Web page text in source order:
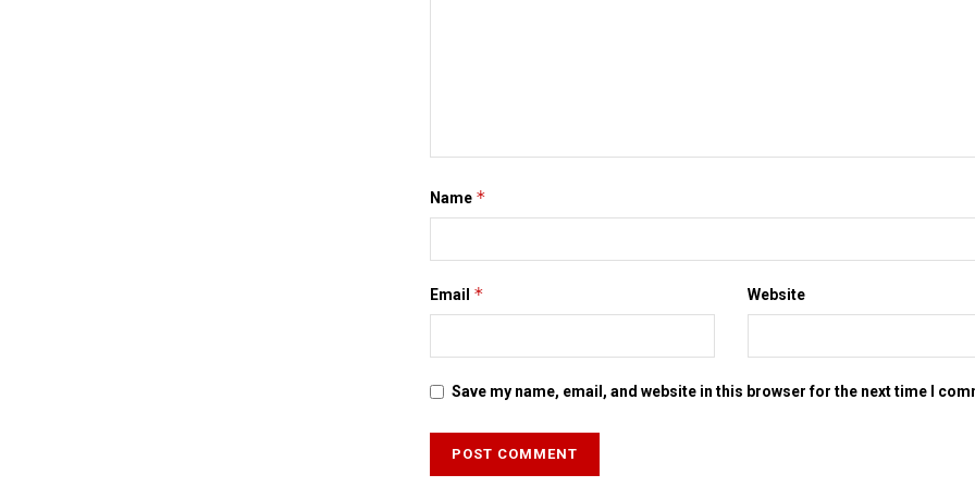
Name *
Email * Website
Save my name, email, and website in this browser for the next time I